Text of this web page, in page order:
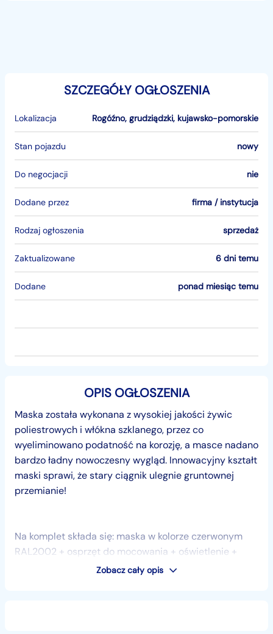
SZCZEGÓŁY OGŁOSZENIA
Lokalizacja Rogóźno, grudziądzki, kujawsko-pomorskie
Stan pojazdu nowy
Do negocjacji nie
Dodane przez firma / instytucja
Rodzaj ogłoszenia sprzedaż
Zaktualizowane 6 dni temu
Dodane ponad miesiąc temu
OPIS OGŁOSZENIA
Maska została wykonana z wysokiej jakości żywic
poliestrowych i włókna szklanego, przez co
wyeliminowano podatność na korozję, a masce nadano
bardzo ładny nowoczesny wygląd. Innowacyjny kształt
maski sprawi, że stary ciągnik ulegnie gruntownej
przemianie!
Na komplet składa się: maska w kolorze czerwonym
RAL2002 + osprzęt do mocowania + oświetlenie +
Zobacz cały opis